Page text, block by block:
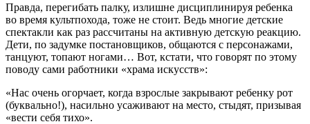
Правда, перегибать палку, излишне дисциплинируя ребенка
во время культпохода, тоже не стоит. Ведь многие детские
спектакли как раз рассчитаны на активную детскую реакцию.
Дети, по задумке постановщиков, общаются с персонажами,
танцуют, топают ногами… Вот, кстати, что говорят по этому
поводу сами работники «храма искусств»:
«Нас очень огорчает, когда взрослые закрывают ребенку рот
(буквально!), насильно усаживают на место, стыдят, призывая
«вести себя тихо».